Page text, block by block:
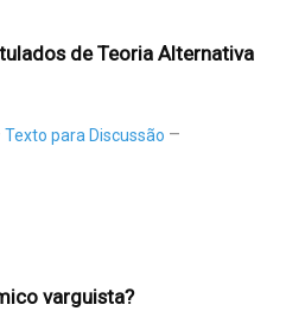
de Teoria Alternativa
Texto para Discussão
varguista?